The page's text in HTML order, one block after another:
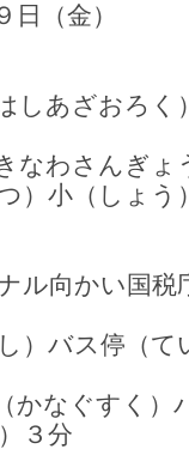
（金）
ざおろく）
わさんぎょ
小（しょう
向かい国税
ス停（てい
ぐすく）バ
３分